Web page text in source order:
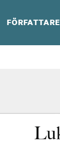
FÖRFATTARE